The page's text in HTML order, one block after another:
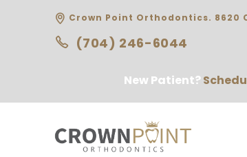
Crown Point Orthodontics. 8620
(704) 246-6044
New Patient?